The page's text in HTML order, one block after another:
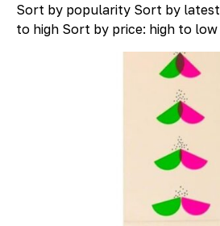
Sort by popularity Sort by latest
to high Sort by price: high to low